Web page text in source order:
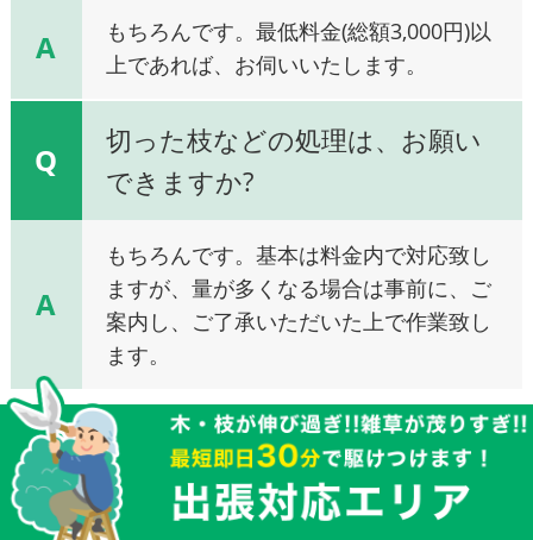
A
もちろんです。最低料金(総額3,000円)以
上であれば、お伺いいたします。
Q
切った枝などの処理は、お願い
できますか?
A
もちろんです。基本は料金内で対応致し
ますが、量が多くなる場合は事前に、ご
案内し、ご了承いただいた上で作業致し
ます。